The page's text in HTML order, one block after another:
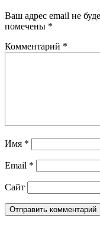
Ваш адрес email не
помечены *
Комментарий *
Имя *
Email *
Сайт